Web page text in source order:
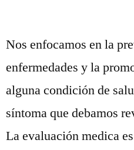
Nos enfocamos en la
enfermedades y la
alguna condición de
síntoma que debamos
La evaluación medica